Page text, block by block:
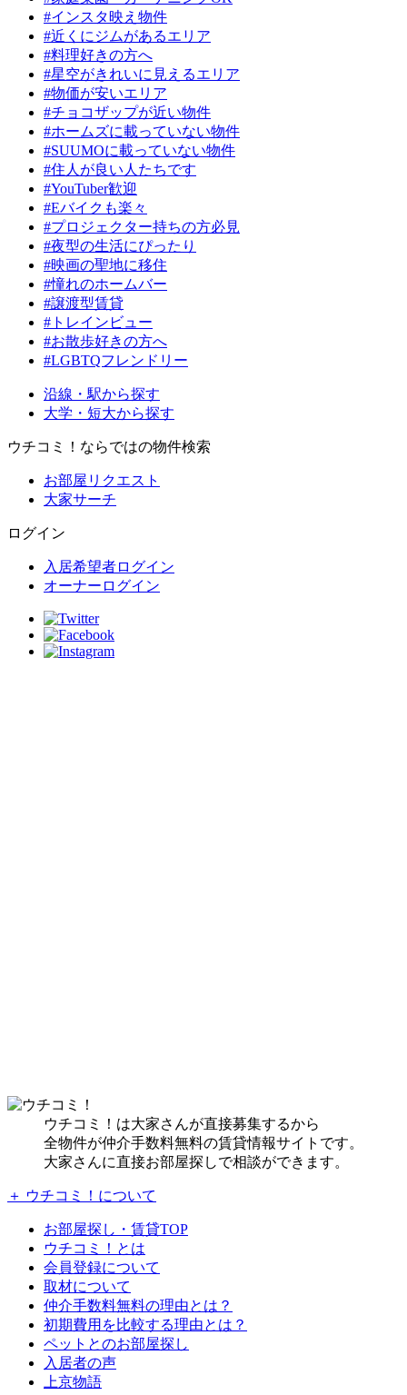
#インスタ映え物件
#近くにジムがあるエリア
#料理好きの方へ
#星空がきれいに見えるエリア
#物価が安いエリア
#チョコザップが近い物件
#ホームズに載っていない物件
#SUUMOに載っていない物件
#住人が良い人たちです
#YouTuber歓迎
#Eバイクも楽々
#プロジェクター持ちの方必見
#夜型の生活にぴったり
#映画の聖地に移住
#憧れのホームバー
#譲渡型賃貸
#トレインビュー
#お散歩好きの方へ
#LGBTQフレンドリー
沿線・駅から探す
大学・短大から探す
ウチコミ！ならではの物件検索
お部屋リクエスト
大家サーチ
ログイン
入居希望者ログイン
オーナーログイン
ウチコミ！は大家さんが直接募集するから
全物件が仲介手数料無料の賃貸情報サイトです。
大家さんに直接お部屋探しで相談ができます。
＋ ウチコミ！について
お部屋探し・賃貸TOP
ウチコミ！とは
会員登録について
取材について
仲介手数料無料の理由とは？
初期費用を比較する理由とは？
ペットとのお部屋探し
入居者の声
上京物語